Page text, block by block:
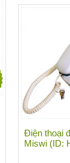
Điện thoại
Miswi (ID: